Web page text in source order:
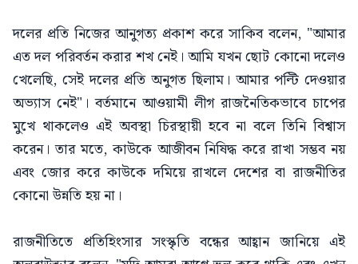
দলের প্রতি নিজের আনুগত্য প্রকাশ করে সাকিব বলেন, "আমার
এত দল পরিবর্তন করার শখ নেই। আমি যখন ছোট কোনো দলেও
খেলেছি, সেই দলের প্রতি অনুগত ছিলাম। আমার পল্টি দেওয়ার
অভ্যাস নেই"। বর্তমানে আওয়ামী লীগ রাজনৈতিকভাবে চাপের
মুখে থাকলেও এই অবস্থা চিরস্থায়ী হবে না বলে তিনি বিশ্বাস
করেন। তার মতে, কাউকে আজীবন নিষিদ্ধ করে রাখা সম্ভব নয়
এবং জোর করে কাউকে দমিয়ে রাখলে দেশের বা রাজনীতির
কোনো উন্নতি হয় না।
রাজনীতিতে প্রতিহিংসার সংস্কৃতি বন্ধের আহ্বান জানিয়ে এই